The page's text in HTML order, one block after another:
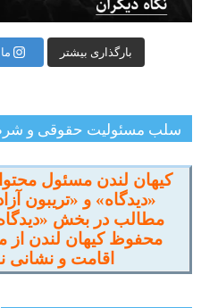
بارگذاری بیشتر
سلب مسئولیت حقوقی و شرط
کیهان لندن مسئول
«دیدگاه» و «تریبون
مطالب در بخش
محفوظ کیهان لندن
اقامت و